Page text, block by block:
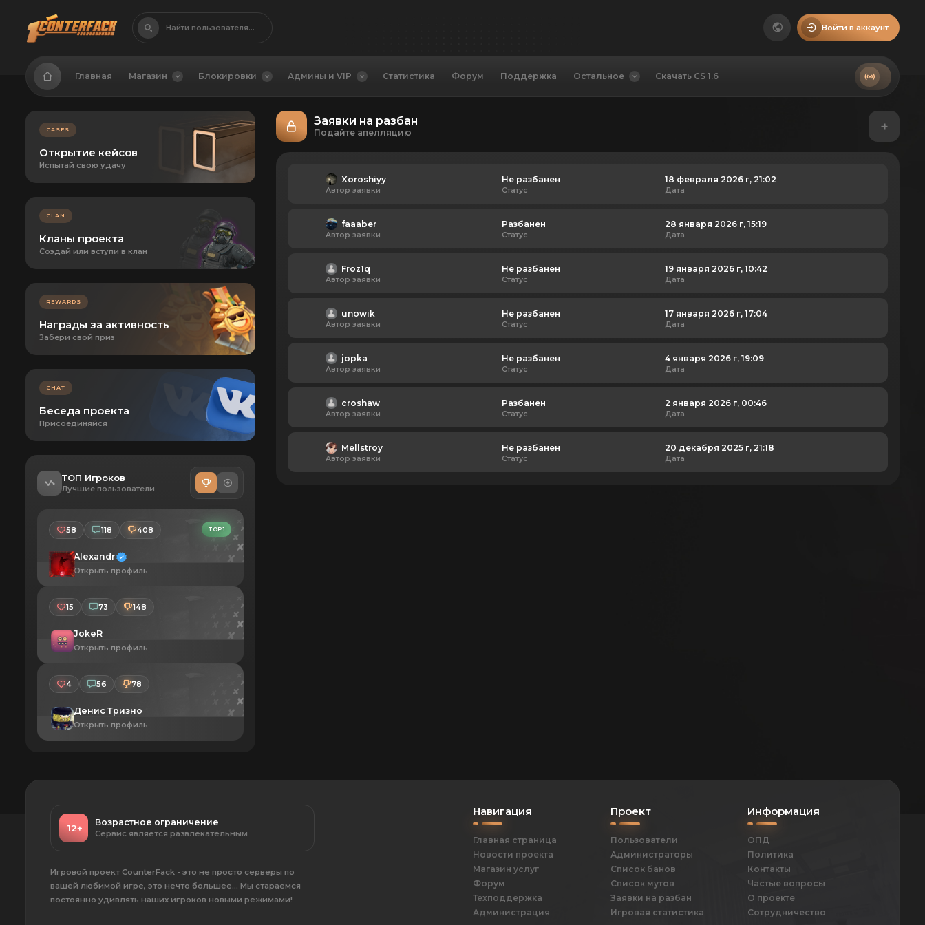
Найти пользователя... Войти в аккаунт
Главная Магазин Блокировки Админы и VIP Статистика Форум Поддержка Остальное Скачать CS 1.6
Заявки на разбан
Подайте апелляцию +
Xoroshiyy
Автор заявки
Не разбанен
Статус
18 февраля 2026 г, 21:02
Дата
faaaber
Автор заявки
Разбанен
Статус
28 января 2026 г, 15:19
Дата
Froz1q
Автор заявки
Не разбанен
Статус
19 января 2026 г, 10:42
Дата
unowik
Автор заявки
Не разбанен
Статус
17 января 2026 г, 17:04
Дата
jopka
Автор заявки
Не разбанен
Статус
4 января 2026 г, 19:09
Дата
croshaw
Автор заявки
Разбанен
Статус
2 января 2026 г, 00:46
Дата
Mellstroy
Автор заявки
Не разбанен
Статус
20 декабря 2025 г, 21:18
Дата
CASES
Открытие кейсов
Испытай свою удачу
CLAN
Кланы проекта
Создай или вступи в клан
REWARDS
Награды за активность
Забери свой приз
CHAT
Беседа проекта
Присоединяйся
ТОП Игроков
Лучшие пользователи
TOP 1
Alexandr
Открыть профиль
58 118 408
JokeR
Открыть профиль
15 73 148
Денис Тризно
Открыть профиль
4 56 78
12+
Возрастное ограничение
Сервис является развлекательным
Игровой проект CounterFack - это не просто серверы по
вашей любимой игре, это нечто большее... Мы стараемся
постоянно удивлять наших игроков новыми режимами!
Навигация
Главная страница
Новости проекта
Магазин услуг
Форум
Техподдержка
Администрация
Проект
Пользователи
Администраторы
Список банов
Список мутов
Заявки на разбан
Игровая статистика
Информация
ОПД
Политика
Контакты
Частые вопросы
О проекте
Сотрудничество